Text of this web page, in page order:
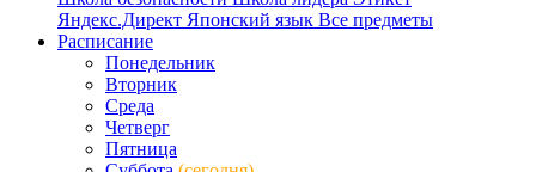
Яндекс.Директ Японский язык Все предметы
Расписание
Понедельник
Вторник
Среда
Четверг
Пятница